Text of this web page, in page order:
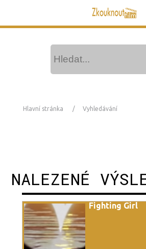
Hlavní stránka Vyhledávání
NALEZENÉ
Fighting Girl